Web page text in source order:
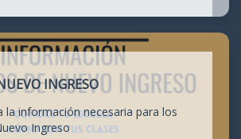
INGRESO
la información necesaria para los
Ingreso